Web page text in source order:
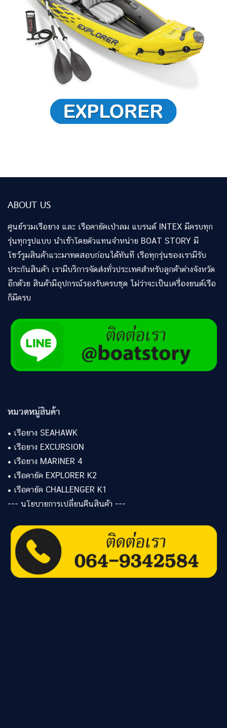
ABOUT US
ศูนย์รวมเรือยาง และ เรือคายัคเป่าลม แบรนด์ INTEX มีครบทุก
รุ่นทุกรูปแบบ นำเข้าโดยตัวแทนจำหน่าย BOAT STORY มี
โชว์รูมสินค้าแวะมาทดสอบก่อนได้ทันที เรือทุกรุ่นของเรามีรับ
ประกันสินค้า เรามีบริการจัดส่งทั่วประเทศสำหรับลูกค้าต่างจังหวัด
อีกด้วย สินค้ามีอุปกรณ์รองรับครบชุด ไม่ว่าจะเป็นเครื่องยนต์เรือ
ก็มีครบ
หมวดหมู่สินค้า
• เรือยาง SEAHAWK
• เรือยาง EXCURSION
• เรือยาง MARINER 4
• เรือคายัค EXPLORER K2
• เรือคายัค CHALLENGER K1
--- นโยบายการเปลี่ยนคืนสินค้า ---